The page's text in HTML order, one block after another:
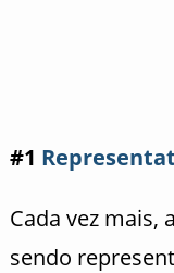
#1
Cada vez mais,
sendo